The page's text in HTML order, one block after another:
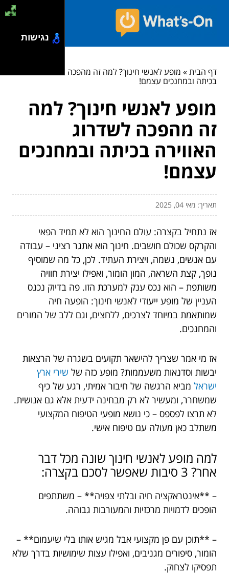
דף הבית» מופע לאנשי חינוך? למה זה מהפכה לשדרוג האווירה
בכיתה ובמחנכים עצמם!
מופע לאנשי חינוך? למה
זה מהפכה לשדרוג
האווירה בכיתה ובמחנכים
עצמם!
תאריך: מאי 04, 2025
אז נתחיל בקצרה: עולם החינוך הוא לא תמיד הפאי
והקרקס שכולם חושבים. חינוך הוא אתגר רציני – עבודה
עם אנשים, נשמה, ויצירת העתיד. לכן, כל מה שמוסיף
נופך, קצת השראה, המון הומור, ואפילו יצירת חוויה
משותפת – הוא נכס ענק למערכת הזו. פה בדיוק נכנס
העניין של מופע ייעודי לאנשי חינוך: הופעה חיה
שמותאמת במיוחד לצרכים, ללחצים, וגם ללב של המורים
והמחנכים.
אז מי אמר שצריך להישאר תקועים בשגרה של הרצאות
יבשות וסדנאות משעממות? מופע כזה של שירי ארץ
ישראל מביא הרגשה של חיבור אמיתי, רגע של כיף
שמשחרר, ומעשיר לא רק מבחינה ידעית אלא גם אנושית.
לא תרצו לפספס – כי נושא מופעי הטיפוח המקצועי
משתלב כאן מעולה עם טיפוח אישי.
למה מופע לאנשי חינוך שונה מכל דבר
אחר? 3 סיבות שאפשר לסכם בקצרה:
– **אינטראקציה חיה ובלתי צפויה** – משתתפים
הופכים לדמויות מרכזיות והמעורבות גבוהה.
– **תוכן עם פן מקצועי אבל מגיש אותו בלי שיעמום** –
הומור, סיפורים מגניבים, ואפילו עצות שימושיות בדרך שלא
תפסיקו לצחוק.
נגישות